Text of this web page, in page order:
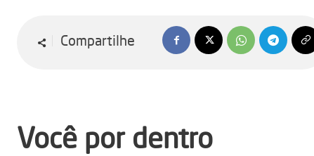
Compartilhe
Você por dentro